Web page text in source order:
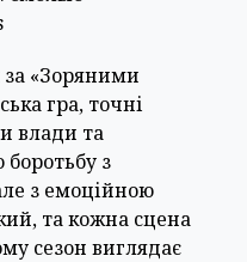
«Зоряними
гра, точні
влади та
боротьбу з
з емоційною
та кожна сцена
сезон виглядає